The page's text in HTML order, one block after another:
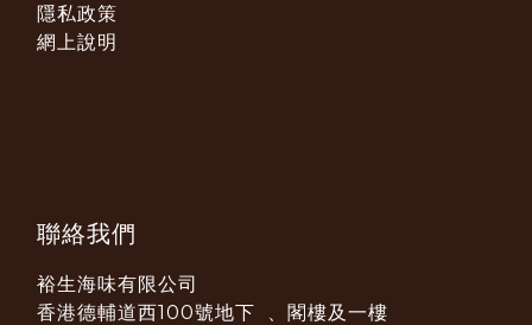
隱私政策
網上說明
聯絡我們
裕生海味有限公司
香港德輔道西100號地下 、閣樓及一樓